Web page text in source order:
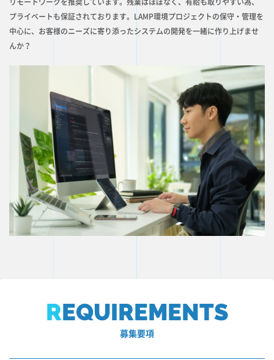
リモートワークを推奨しています。残業はほぼなく、有給も取りやすい為、
プライベートも保証されております。LAMP環境プロジェクトの保守・管理を
中心に、お客様のニーズに寄り添ったシステムの開発を一緒に作り上げませ
んか？
REQUIREMENTS
募集要項